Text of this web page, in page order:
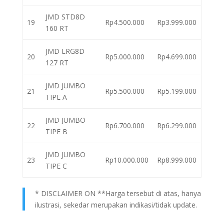
19
JMD STD8D
160 RT
Rp4.500.000 Rp3.999.000
20
JMD LRG8D
127 RT
Rp5.000.000 Rp4.699.000
21
JMD JUMBO
TIPE A
Rp5.500.000 Rp5.199.000
22
JMD JUMBO
TIPE B
Rp6.700.000 Rp6.299.000
23
JMD JUMBO
TIPE C
Rp10.000.000 Rp8.999.000
* DISCLAIMER ON **Harga tersebut di atas, hanya
ilustrasi, sekedar merupakan indikasi/tidak update.